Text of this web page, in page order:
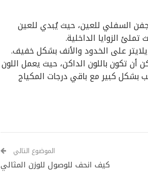
السفلي للعين، حيث يُبدي للعين
الزوايا الداخلية.
على الخدود والأنف بشكل خفيف.
أن تكون باللون الداكن، حيث يعمل اللون
بشكل كبير مع باقي درجات المكياج
الموضوع التالي
كيف انحف للوصول للوزن المثالي